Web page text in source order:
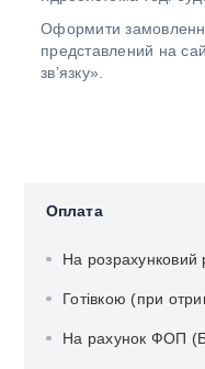
Оформити
представлений на
зв’язку».
Оплата
На розрахунковий
Готівкою (при
На рахунок ФОП